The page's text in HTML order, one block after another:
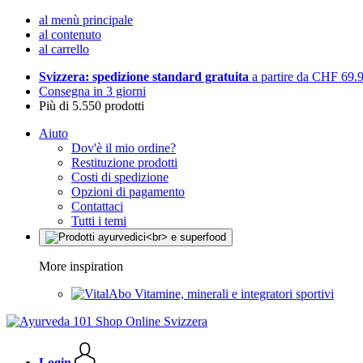
al menù principale
al contenuto
al carrello
Svizzera: spedizione standard gratuita a partire da CHF
Consegna in 3 giorni
Più di 5.550 prodotti
Aiuto
Dov'è il mio ordine?
Restituzione prodotti
Costi di spedizione
Opzioni di pagamento
Contattaci
Tutti i temi
More inspiration
Vitamine, minerali e integratori sportivi